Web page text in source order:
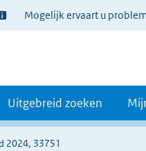
Mogelijk ervaart u
Uitgebreid zoeken
2024, 33751